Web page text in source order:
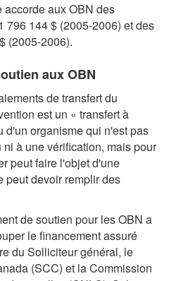
accorde aux OBN des
796 144 $ (2005-2006) et des
(2005-2006).
aux OBN
de transfert du
est un « transfert à
d'un organisme qui n'est pas
à une vérification, mais pour
peut faire l'objet d'une
peut devoir remplir des
de soutien pour les OBN a
le financement assuré
du Solliciteur général, le
(SCC) et la Commission